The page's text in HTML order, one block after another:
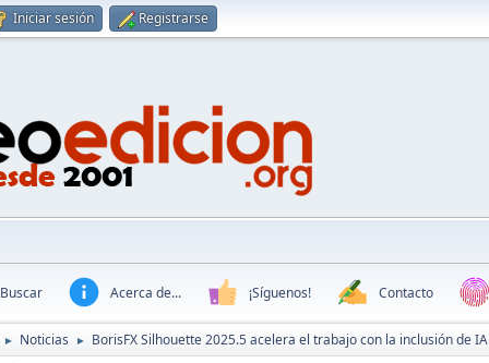
Iniciar sesión Registrarse
Buscar Acerca de... ¡Síguenos! Contacto
► Noticias ► BorisFX Silhouette 2025.5 acelera el trabajo con la inclusión de IA